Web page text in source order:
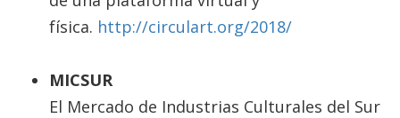
física. http://circulart.org/2018/
MICSUR
El Mercado de Industrias Culturales del Sur